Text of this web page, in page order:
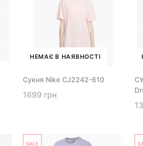
НЕМАЄ В НАЯВНОСТІ
Сукня Nike CJ2242-610
1699 грн